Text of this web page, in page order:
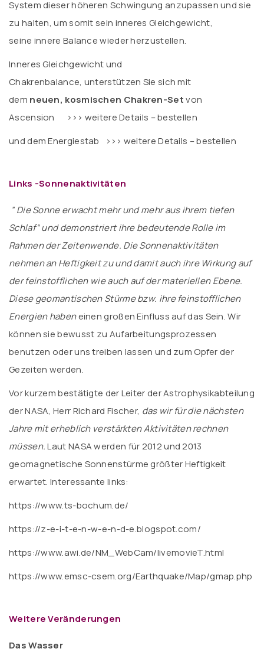
System dieser höheren Schwingung anzupassen und sie
zu halten, um somit sein inneres Gleichgewicht,
seine innere Balance wieder herzustellen.
Inneres Gleichgewicht und
Chakrenbalance, unterstützen Sie sich mit
dem neuen, kosmischen Chakren-Setvon
Ascension
>>> weitere Details – bestellen
und dem Energiestab
>>> weitere Details – bestellen
Links -Sonnenaktivitäten
” Die Sonne erwacht mehr und mehr aus ihrem tiefen
Schlaf“ und demonstriert ihre bedeutende Rolle im
Rahmen der Zeitenwende. Die Sonnenaktivitäten
nehmen an Heftigkeit zu und damit auch ihre Wirkung auf
der feinstofflichen wie auch auf der materiellen Ebene.
Diese geomantischen Stürme bzw. ihre feinstofflichen
Energien habeneinen großen Einfluss auf das Sein. Wir
können sie bewusst zu Aufarbeitungsprozessen
benutzen oder uns treiben lassen und zum Opfer der
Gezeiten werden.
Vor kurzem bestätigte der Leiter der Astrophysikabteilung
der NASA, Herr Richard Fischer, das wir für die nächsten
Jahre mit erheblich verstärkten Aktivitäten rechnen
müssen.Laut NASA werden für 2012 und 2013
geomagnetische Sonnenstürme größter Heftigkeit
erwartet. Interessante links:
https://www.ts-bochum.de/
https://z-e-i-t-e-n-w-e-n-d-e.blogspot.com/
https://www.awi.de/NM_WebCam/livemovieT.html
https://www.emsc-csem.org/Earthquake/Map/gmap.php
Weitere Veränderungen
Das Wasser